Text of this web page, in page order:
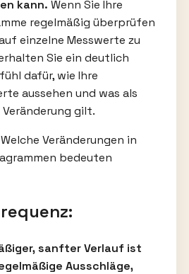
kann. Wenn Sie Ihre
regelmäßig überprüfen
einzelne Messwerte zu
Sie ein deutlich
dafür, wie Ihre
aussehen und was als
gilt.
Veränderungen in
bedeuten
sanfter Verlauf ist
Ausschläge,